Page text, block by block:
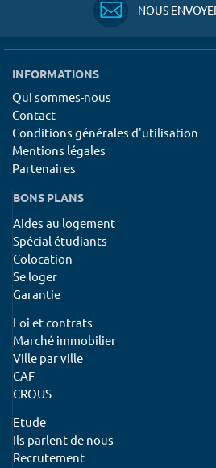
NOUS
INFORMATIONS
Qui sommes-nous
Contact
Conditions générales d'utilisation
Mentions légales
Partenaires
BONS PLANS
Aides au logement
Spécial étudiants
Colocation
Se loger
Garantie
Loi et contrats
Marché immobilier
Ville par ville
CAF
CROUS
Etude
Ils parlent de nous
Recrutement